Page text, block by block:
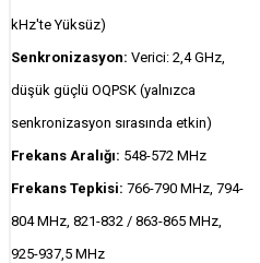
kHz'te Yüksüz)
Senkronizasyon: Verici: 2,4 GHz,
düşük güçlü OQPSK (yalnızca
senkronizasyon sırasında etkin)
Frekans Aralığı: 548-572 MHz
Frekans Tepkisi: 766-790 MHz, 794-
804 MHz, 821-832 / 863-865 MHz,
925-937,5 MHz